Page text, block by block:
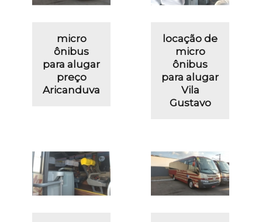
micro
ônibus
para alugar
preço
Aricanduva
locação de
micro
ônibus
para alugar
Vila
Gustavo